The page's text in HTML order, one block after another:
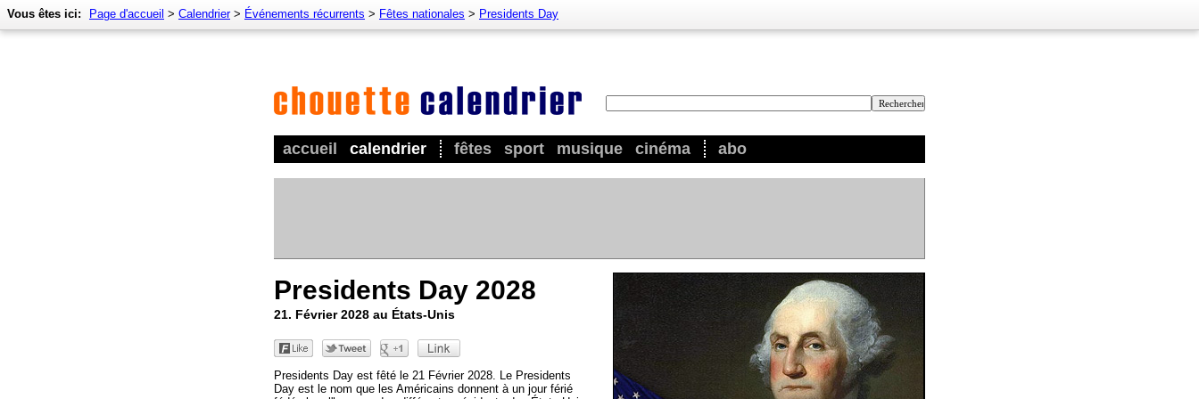
accueil calendrier fêtes sport musique cinéma abo
Vous êtes ici: Page d'accueil > Calendrier> Événements récurrents > Fêtes nationales > Presidents Day
Presidents Day 2028
21. Février 2028 au États-Unis
Presidents Day est fêté le 21 Février 2028. Le Presidents
Day est le nom que les Américains donnent à un jour férié